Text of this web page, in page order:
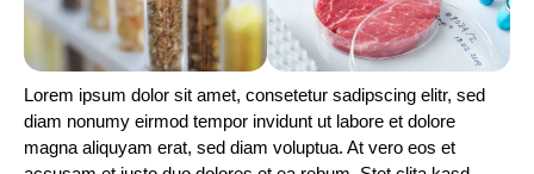
Lorem ipsum dolor sit amet, consetetur sadipscing elitr, sed
diam nonumy eirmod tempor invidunt ut labore et dolore
magna aliquyam erat, sed diam voluptua. At vero eos et